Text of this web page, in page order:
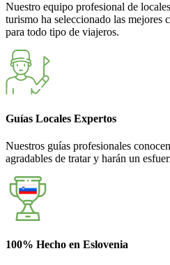
Nuestro equipo profesional de
turismo ha seleccionado las mejores
para todo tipo de viajeros.
Guías Locales Expertos
Nuestros guías profesionales
agradables de tratar y harán un
100% Hecho en Eslovenia